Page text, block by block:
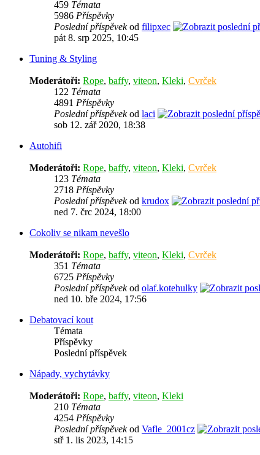
459 Témata
5986 Příspěvky
Poslední příspěvekod filipxec
pát 8. srp 2025, 10:45
Tuning & Styling
Moderátoři: Rope, baffy, viteon, Kleki, Cvrček
122 Témata
4891 Příspěvky
Poslední příspěvekod laci
sob 12. zář 2020, 18:38
Autohifi
Moderátoři: Rope, baffy, viteon, Kleki, Cvrček
123 Témata
2718 Příspěvky
Poslední příspěvekod krudox
ned 7. črc 2024, 18:00
Cokoliv se nikam nevešlo
Moderátoři: Rope, baffy, viteon, Kleki, Cvrček
351 Témata
6725 Příspěvky
Poslední příspěvekod olaf.kotehulky
ned 10. bře 2024, 17:56
Debatovací kout
Témata
Příspěvky
Poslední příspěvek
Nápady, vychytávky
Moderátoři: Rope, baffy, viteon, Kleki
210 Témata
4254 Příspěvky
Poslední příspěvekod Vafle_2001cz
stř 1. lis 2023, 14:15